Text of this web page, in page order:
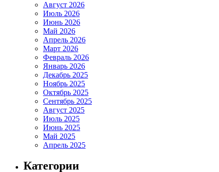
Август 2026
Июль 2026
Июнь 2026
Май 2026
Апрель 2026
Март 2026
Февраль 2026
Январь 2026
Декабрь 2025
Ноябрь 2025
Октябрь 2025
Сентябрь 2025
Август 2025
Июль 2025
Июнь 2025
Май 2025
Апрель 2025
Категории